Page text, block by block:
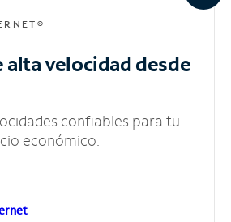
alta velocidaddesde
confiables para tu
económico.